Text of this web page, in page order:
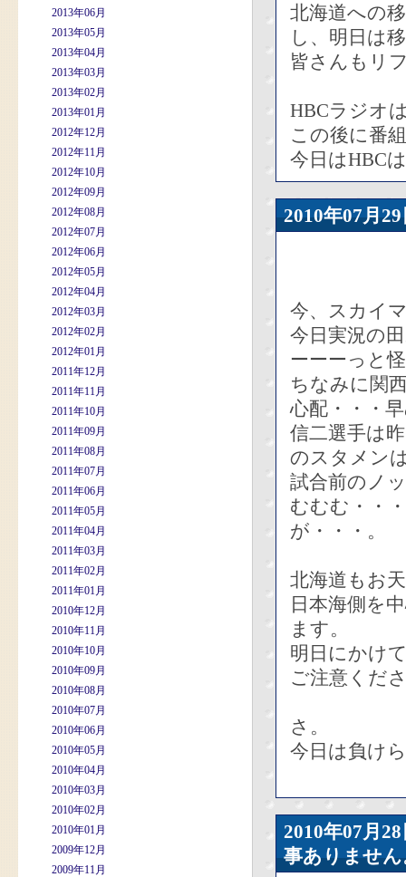
2013年06月
2013年05月
2013年04月
2013年03月
2013年02月
2013年01月
2012年12月
2012年11月
2012年10月
2012年09月
2012年08月
2012年07月
2012年06月
2012年05月
2012年04月
2012年03月
2012年02月
2012年01月
2011年12月
2011年11月
2011年10月
2011年09月
2011年08月
2011年07月
2011年06月
2011年05月
2011年04月
2011年03月
2011年02月
2011年01月
2010年12月
2010年11月
2010年10月
2010年09月
2010年08月
2010年07月
2010年06月
2010年05月
2010年04月
2010年03月
2010年02月
2010年01月
2009年12月
2009年11月
北海道への
し、明日は
皆さんもリ
HBCラジオ
この後に番
今日はHBC
2010年07
今、スカイ
今日実況の
ーーーっと
ちなみに関
心配・・・
信二選手は
のスタメン
試合前のノ
むむむ・・
が・・・。
北海道もお
日本海側を
ます。
明日にかけ
ご注意くだ
さ。
今日は負け
2010年07
事ありません